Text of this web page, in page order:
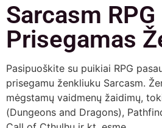
Sarcasm
Prisegamas
Pasipuoškite su puikiai RPG
prisegamu ženkliuku Sarcasm.
mėgstamų vaidmenų žaidimų,
(Dungeons and Dragons),